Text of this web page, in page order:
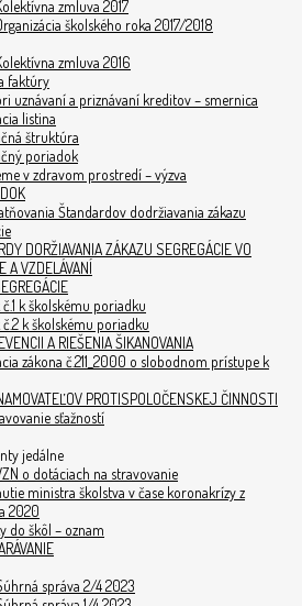
zmluva 2017
školského roka 2017/2018
zmluva 2016
faktúry
uznávaní a priznávaní kreditov – smernica
listina
štruktúra
poriadok
v zdravom prostredí – výzva
Štandardov dodržiavania zákazu
DORŽIAVANIA ZÁKAZU SEGREGÁCIE VO
A VZDELÁVANÍ
k školskému poriadku
k školskému poriadku
A RIEŠENIA ŠIKANOVANIA
zákona č.211_2000 o slobodnom prístupe k
PROTISPOLOČENSKEJ ČINNOSTI
sťažností
jedálne
o dotáciach na stravovanie
ministra školstva v čase koronakrízy z
2020
do škôl – oznam
správa 2/4 2023